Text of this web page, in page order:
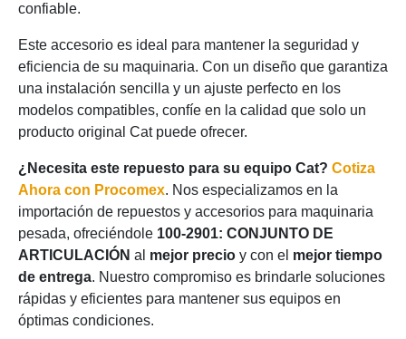
confiable.
Este accesorio es ideal para mantener la seguridad y
eficiencia de su maquinaria. Con un diseño que garantiza
una instalación sencilla y un ajuste perfecto en los
modelos compatibles, confíe en la calidad que solo un
producto original Cat puede ofrecer.
¿Necesita este repuesto para su equipo Cat? Cotiza
Ahora con Procomex. Nos especializamos en la
importación de repuestos y accesorios para maquinaria
pesada, ofreciéndole 100-2901: CONJUNTO DE
ARTICULACIÓN al mejor precio y con el mejor tiempo
de entrega. Nuestro compromiso es brindarle soluciones
rápidas y eficientes para mantener sus equipos en
óptimas condiciones.